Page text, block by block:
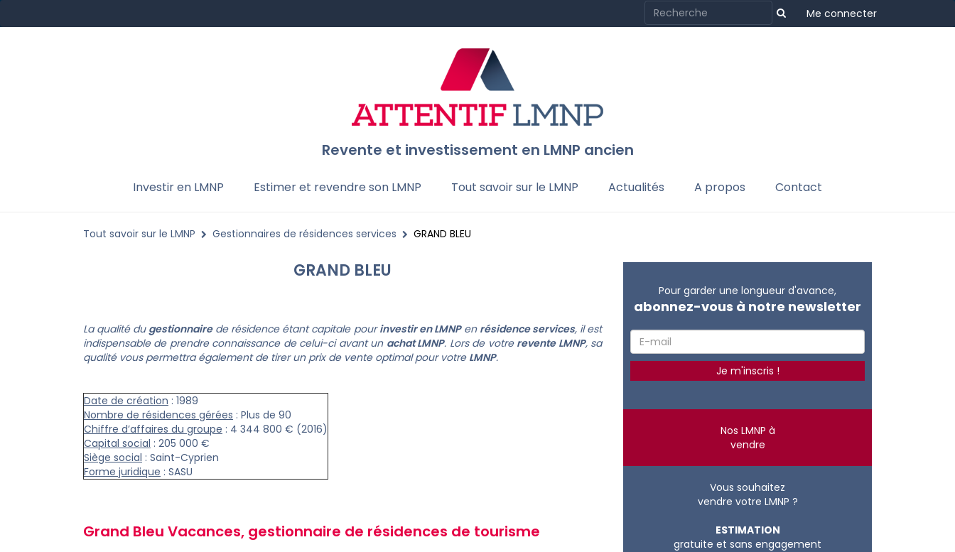
Me connecter
Revente et investissement en LMNP ancien
Investir en LMNP Estimer et revendre son LMNP Tout savoir sur le LMNP Actualités A propos Contact
Tout savoir sur le LMNP Gestionnaires de résidences services GRAND BLEU
GRAND BLEU
La qualité du gestionnairede résidence étant capitale pourinvestir en LMNPen résidence services, il est
indispensable de prendre connaissance de celui-ci avant un achat LMNP. Lors de votre revente LMNP, sa
qualité vous permettra également de tirer un prix de vente optimal pour votre LMNP.
Date de création : 1989
Nombre de résidences gérées : Plus de 90
Chiffre d’affaires du groupe : 4 344 800 € (2016)
Capital social : 205 000 €
Siège social : Saint-Cyprien
Forme juridique : SASU
Grand Bleu Vacances, gestionnaire de résidences de tourisme
Pour garder une longueur d'avance,
abonnez-vous à notre newsletter
Nos LMNP à
vendre
Vous souhaitez
vendre votre LMNP ?
ESTIMATION
gratuite et sans engagement